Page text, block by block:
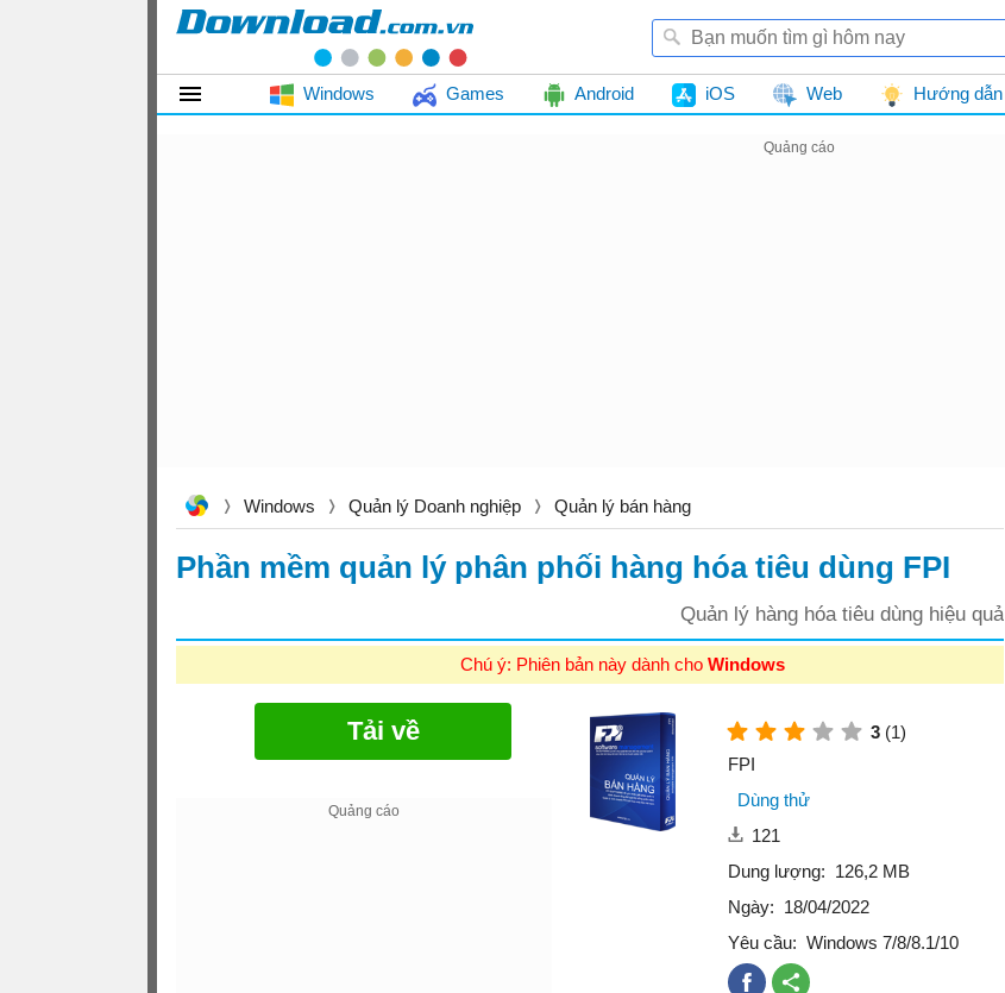
Windows Games Android iOS Web Hướng dẫn
Windows Quản lý Doanh nghiệp Quản lý bán hàng
Phần mềm quản lý phân phối hàng hóa tiêu dùng FPI
Quản lý hàng hóa tiêu dùng hiệu quả
Chú ý: Phiên bản này dành cho Windows
Tải về 3 (1)
FPI
Dùng thử
121
Dung lượng: 126,2 MB
Ngày: 18/04/2022
Yêu cầu: Windows 7/8/8.1/10